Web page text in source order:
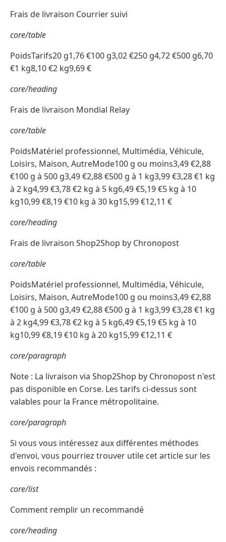
Frais de livraison Courrier suivi
core/table
PoidsTarifs20 g1,76 €100 g3,02 €250 g4,72 €500 g6,70
€1 kg8,10 €2 kg9,69 €
core/heading
Frais de livraison Mondial Relay
core/table
PoidsMatériel professionnel, Multimédia, Véhicule,
Loisirs, Maison, AutreMode100 g ou moins3,49 €2,88
€100 g à 500 g3,49 €2,88 €500 g à 1 kg3,99 €3,28 €1 kg
à 2 kg4,99 €3,78 €2 kg à 5 kg6,49 €5,19 €5 kg à 10
kg10,99 €8,19 €10 kg à 30 kg15,99 €12,11 €
core/heading
Frais de livraison Shop2Shop by Chronopost
core/table
PoidsMatériel professionnel, Multimédia, Véhicule,
Loisirs, Maison, AutreMode100 g ou moins3,49 €2,88
€100 g à 500 g3,49 €2,88 €500 g à 1 kg3,99 €3,28 €1 kg
à 2 kg4,99 €3,78 €2 kg à 5 kg6,49 €5,19 €5 kg à 10
kg10,99 €8,19 €10 kg à 20 kg15,99 €12,11 €
core/paragraph
Note : La livraison via Shop2Shop by Chronopost n'est
pas disponible en Corse. Les tarifs ci-dessus sont
valables pour la France métropolitaine.
core/paragraph
Si vous vous intéressez aux différentes méthodes
d'envoi, vous pourriez trouver utile cet article sur les
envois recommandés :
core/list
Comment remplir un recommandé
core/heading